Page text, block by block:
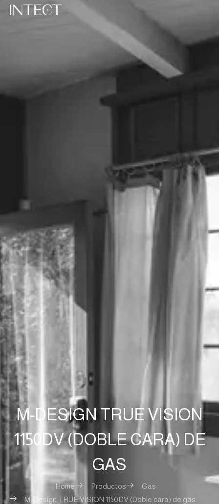
M-DESIGN TRUE VISION
1150DV (DOBLE CARA) DE
GAS
Home Productos
Gas
M-Design TRUE VISION 1150DV (Doble cara) de gas